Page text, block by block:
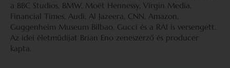
a BBC Studios, BMW, Moët Hennessy, Virgin Media,
Financial Times, Audi, Al Jazeera, CNN, Amazon,
Guggenheim Museum Bilbao, Gucci és a RAI is versengett.
Az idei életműdíjat Brian Eno zeneszerző és producer
kapta.